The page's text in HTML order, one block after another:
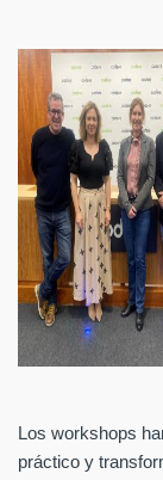
Los workshops
práctico y